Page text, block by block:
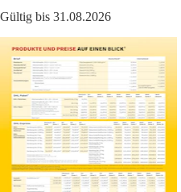
Gültig bis 31.08.2026